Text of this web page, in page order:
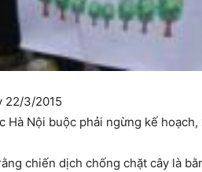
22/3/2015
Hà Nội buộc phải ngừng kế
chiến dịch chống chặt cây là